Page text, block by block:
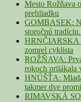
Mesto Rožňava
prehliadku
GOMBASEK:
storočnú
HRNČIARSKA
zomrel cyklista
ROŽŇAVA:
rokoch prilákala
HNÚŠŤA:
takmer dve
RIMAVSKÁ